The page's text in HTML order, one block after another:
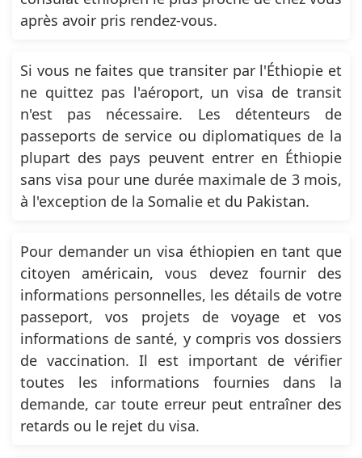
après avoir pris rendez-vous.
Si vous ne faites que transiter par l'Éthiopie et
ne quittez pas l'aéroport, un visa de transit
n'est pas nécessaire. Les détenteurs de
passeports de service ou diplomatiques de la
plupart des pays peuvent entrer en Éthiopie
sans visa pour une durée maximale de 3 mois,
à l'exception de la Somalie et du Pakistan.
Pour demander un visa éthiopien en tant que
citoyen américain, vous devez fournir des
informations personnelles, les détails de votre
passeport, vos projets de voyage et vos
informations de santé, y compris vos dossiers
de vaccination. Il est important de vérifier
toutes les informations fournies dans la
demande, car toute erreur peut entraîner des
retards ou le rejet du visa.